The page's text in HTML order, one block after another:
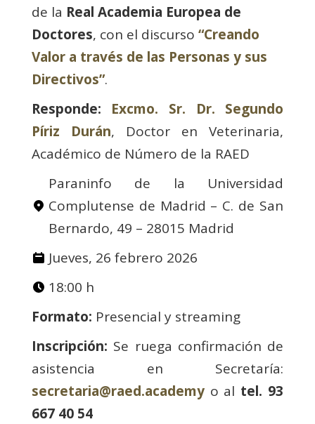
de la Real Academia Europea de
Doctores, con el discurso “Creando
Valor a través de las Personas y sus
Directivos”.
Responde:
Excmo. Sr. Dr. Segundo
Píriz Durán, Doctor en Veterinaria,
Académico de Número de la RAED
Paraninfo de la Universidad
Complutense de Madrid – C. de San
Bernardo, 49 – 28015 Madrid
Jueves, 26 febrero 2026
18:00 h
Formato: Presencial y streaming
Inscripción: Se ruega confirmación de
asistencia en Secretaría:
secretaria@raed.academyo al tel. 93
667 40 54